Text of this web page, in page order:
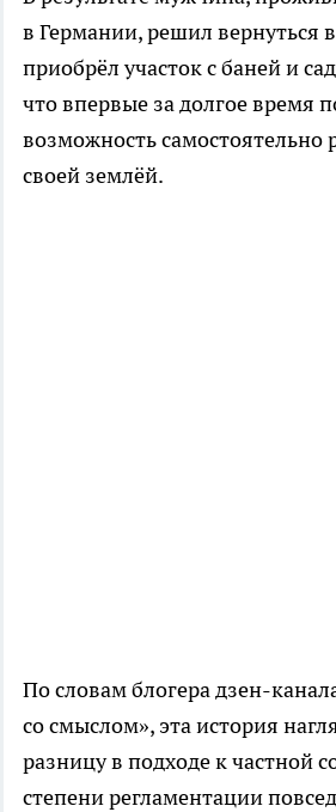
в Германии, решил вернуться
приобрёл участок с баней и
что впервые за долгое время
возможность самостоятельно
своей землёй.
По словам блогера дзен-
со смыслом», эта история
разницу в подходе к частной
степени регламентации